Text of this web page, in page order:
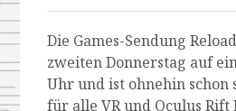
Die Games-Sendung
zweiten Donnerstag auf
Uhr und ist ohnehin schon
für alle VR und Oculus Rift